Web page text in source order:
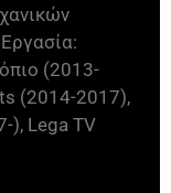
(2013-
(2014-2017),
), Lega TV